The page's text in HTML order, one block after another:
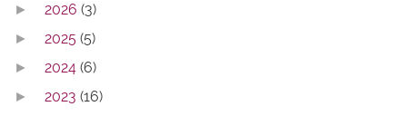
► 2026 (3)
► 2025 (5)
► 2024 (6)
► 2023 (16)